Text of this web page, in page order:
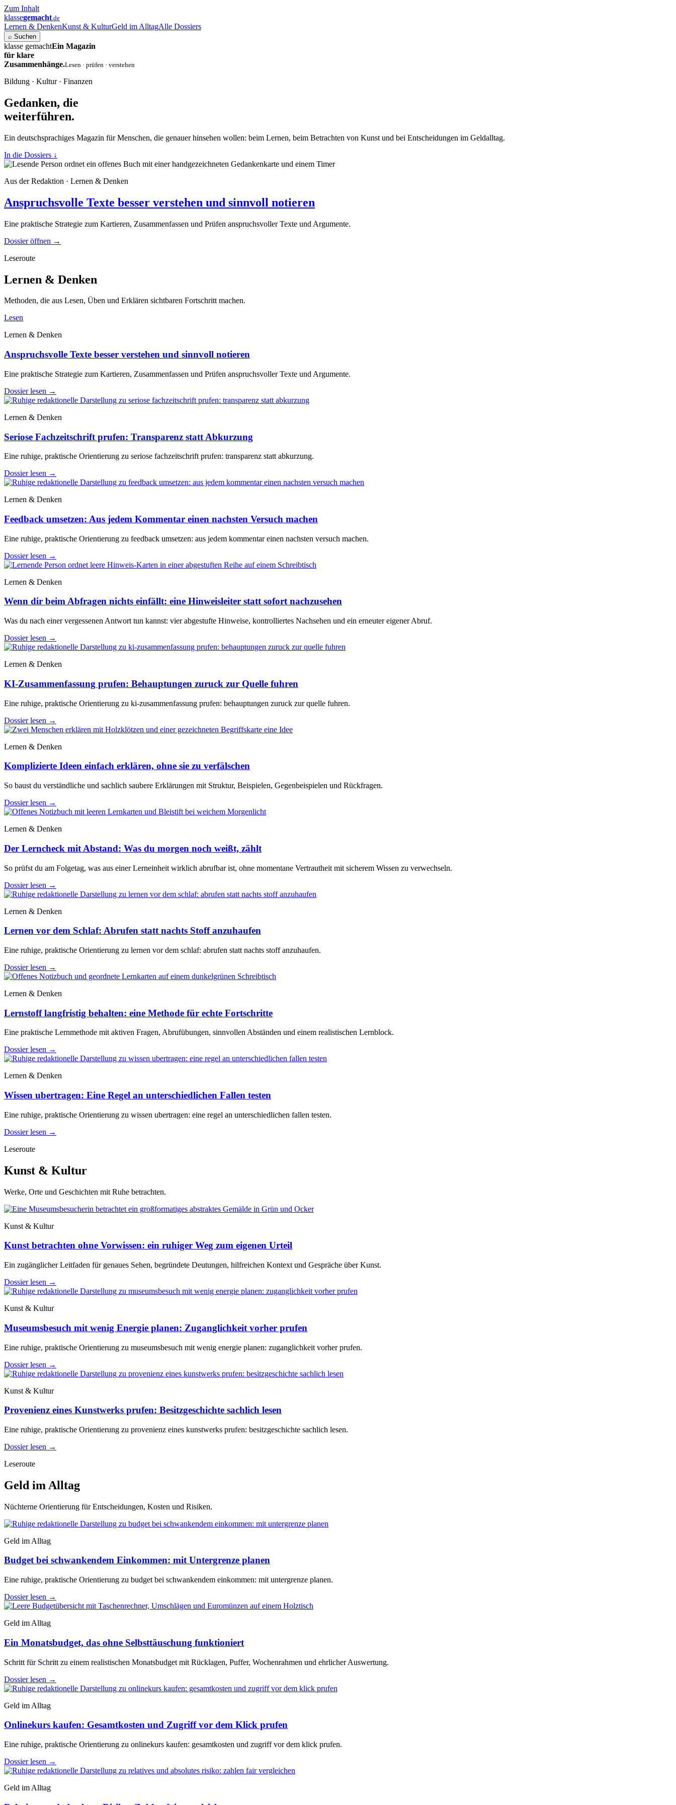
Zum Inhalt
klassegemacht.de
Lernen & DenkenKunst & KulturGeld im AlltagAlle Dossiers
⌕ Suchen
klasse gemachtEin Magazin
für klare
Zusammenhänge.Lesen · prüfen · verstehen
Bildung · Kultur · Finanzen
Gedanken, die
weiterführen.
Ein deutschsprachiges Magazin für Menschen, die genauer hinsehen wollen: beim Lernen, beim Betrachten von Kunst und bei Entscheidungen im Geldalltag.
In die Dossiers ↓
Aus der Redaktion · Lernen & Denken
Anspruchsvolle Texte besser verstehen und sinnvoll notieren
Eine praktische Strategie zum Kartieren, Zusammenfassen und Prüfen anspruchsvoller Texte und Argumente.
Dossier öffnen →
Leseroute
Lernen & Denken
Methoden, die aus Lesen, Üben und Erklären sichtbaren Fortschritt machen.
Lesen
Lernen & Denken
Anspruchsvolle Texte besser verstehen und sinnvoll notieren
Eine praktische Strategie zum Kartieren, Zusammenfassen und Prüfen anspruchsvoller Texte und Argumente.
Dossier lesen →
Lernen & Denken
Seriose Fachzeitschrift prufen: Transparenz statt Abkurzung
Eine ruhige, praktische Orientierung zu seriose fachzeitschrift prufen: transparenz statt abkurzung.
Dossier lesen →
Lernen & Denken
Feedback umsetzen: Aus jedem Kommentar einen nachsten Versuch machen
Eine ruhige, praktische Orientierung zu feedback umsetzen: aus jedem kommentar einen nachsten versuch machen.
Dossier lesen →
Lernen & Denken
Wenn dir beim Abfragen nichts einfällt: eine Hinweisleiter statt sofort nachzusehen
Was du nach einer vergessenen Antwort tun kannst: vier abgestufte Hinweise, kontrolliertes Nachsehen und ein erneuter eigener Abruf.
Dossier lesen →
Lernen & Denken
KI-Zusammenfassung prufen: Behauptungen zuruck zur Quelle fuhren
Eine ruhige, praktische Orientierung zu ki-zusammenfassung prufen: behauptungen zuruck zur quelle fuhren.
Dossier lesen →
Lernen & Denken
Komplizierte Ideen einfach erklären, ohne sie zu verfälschen
So baust du verständliche und sachlich saubere Erklärungen mit Struktur, Beispielen, Gegenbeispielen und Rückfragen.
Dossier lesen →
Lernen & Denken
Der Lerncheck mit Abstand: Was du morgen noch weißt, zählt
So prüfst du am Folgetag, was aus einer Lerneinheit wirklich abrufbar ist, ohne momentane Vertrautheit mit sicherem Wissen zu verwechseln.
Dossier lesen →
Lernen & Denken
Lernen vor dem Schlaf: Abrufen statt nachts Stoff anzuhaufen
Eine ruhige, praktische Orientierung zu lernen vor dem schlaf: abrufen statt nachts stoff anzuhaufen.
Dossier lesen →
Lernen & Denken
Lernstoff langfristig behalten: eine Methode für echte Fortschritte
Eine praktische Lernmethode mit aktiven Fragen, Abrufübungen, sinnvollen Abständen und einem realistischen Lernblock.
Dossier lesen →
Lernen & Denken
Wissen ubertragen: Eine Regel an unterschiedlichen Fallen testen
Eine ruhige, praktische Orientierung zu wissen ubertragen: eine regel an unterschiedlichen fallen testen.
Dossier lesen →
Leseroute
Kunst & Kultur
Werke, Orte und Geschichten mit Ruhe betrachten.
Kunst & Kultur
Kunst betrachten ohne Vorwissen: ein ruhiger Weg zum eigenen Urteil
Ein zugänglicher Leitfaden für genaues Sehen, begründete Deutungen, hilfreichen Kontext und Gespräche über Kunst.
Dossier lesen →
Kunst & Kultur
Museumsbesuch mit wenig Energie planen: Zuganglichkeit vorher prufen
Eine ruhige, praktische Orientierung zu museumsbesuch mit wenig energie planen: zuganglichkeit vorher prufen.
Dossier lesen →
Kunst & Kultur
Provenienz eines Kunstwerks prufen: Besitzgeschichte sachlich lesen
Eine ruhige, praktische Orientierung zu provenienz eines kunstwerks prufen: besitzgeschichte sachlich lesen.
Dossier lesen →
Leseroute
Geld im Alltag
Nüchterne Orientierung für Entscheidungen, Kosten und Risiken.
Geld im Alltag
Budget bei schwankendem Einkommen: mit Untergrenze planen
Eine ruhige, praktische Orientierung zu budget bei schwankendem einkommen: mit untergrenze planen.
Dossier lesen →
Geld im Alltag
Ein Monatsbudget, das ohne Selbsttäuschung funktioniert
Schritt für Schritt zu einem realistischen Monatsbudget mit Rücklagen, Puffer, Wochenrahmen und ehrlicher Auswertung.
Dossier lesen →
Geld im Alltag
Onlinekurs kaufen: Gesamtkosten und Zugriff vor dem Klick prufen
Eine ruhige, praktische Orientierung zu onlinekurs kaufen: gesamtkosten und zugriff vor dem klick prufen.
Dossier lesen →
Geld im Alltag